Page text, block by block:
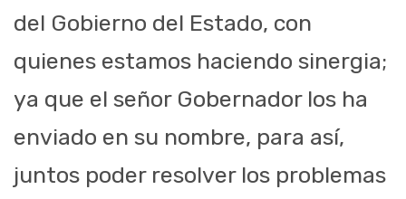
del Gobierno del Estado, con
quienes estamos haciendo sinergia;
ya que el señor Gobernador los ha
enviado en su nombre, para así,
juntos poder resolver los problemas